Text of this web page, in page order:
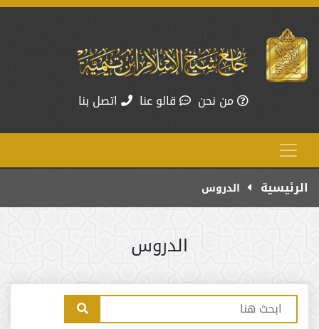
من نحن قالو عنا اتصل بنا
الرئيسية الدروس
الدروس